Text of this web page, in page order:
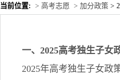
当前位置: > 高考志愿 > 加分政策 >
一、2025高考独生子女
2025年高考独生子女政